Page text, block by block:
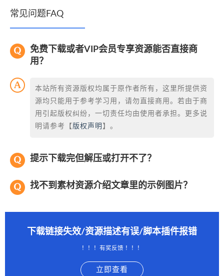
常见问题FAQ
免费下载或者VIP会员专享资源能否直接商
用？
本站所有资源版权均属于原作者所有，这里所提供资
源均只能用于参考学习用，请勿直接商用。若由于商
用引起版权纠纷，一切责任均由使用者承担。更多说
明请参考【 版权声明 】。
提示下载完但解压或打开不了？
找不到素材资源介绍文章里的示例图片？
下载链接失效/资源描述有误/脚本插件报错
！！！有奖反馈 ！！！
立即查看